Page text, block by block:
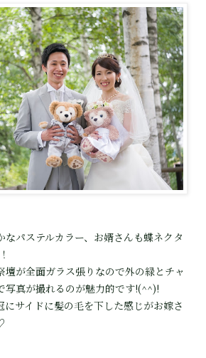
なパステルカラー、お婿さんも蝶ネクタ
壇が全面ガラス張りなので外の緑とチャ
写真が撮れるのが魅力的です!(^^)!
にサイドに髪の毛を下した感じがお嫁さ